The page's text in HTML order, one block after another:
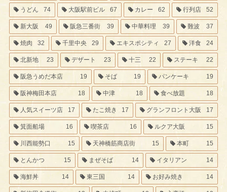
うどん 74 大阪駅前ビル 67 カレー 62 行列店 52
新大阪 49 阪急三番街 39 中華料理 39 難波 37
焼肉 32 千里中央 29 エキスポシティ 27 洋食 24
北新地 23 デザート 23 十三 22 ステーキ 22
阪急うめだ本店 19 そば 19 パンケーキ 19
阪神梅田本店 18 中津 18 食べ放題 18
人気スイーツ店 17 たこ焼き 17 グランフロント大阪 17
箕面船場 16 喫茶店 16 ルクア大阪 15
川西能勢口 15 天神橋筋商店街 15 本町 15
とんかつ 15 まぜそば 14 イタリアン 14
海鮮丼 14 東三国 14 お好み焼き 14